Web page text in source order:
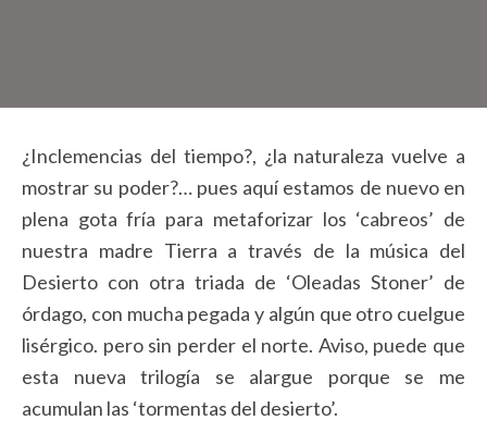
¿Inclemencias del tiempo?, ¿la naturaleza vuelve a
mostrar su poder?… pues aquí estamos de nuevo en
plena gota fría para metaforizar los ‘cabreos’ de
nuestra madre Tierra a través de la música del
Desierto con otra triada de ‘Oleadas Stoner’ de
órdago, con mucha pegada y algún que otro cuelgue
lisérgico. pero sin perder el norte. Aviso, puede que
esta nueva trilogía se alargue porque se me
acumulan las ‘tormentas del desierto’.